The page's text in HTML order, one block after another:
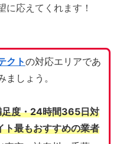
に応えてくれます！
クトの対応エリアであ
しょう。
足度・24時間365日対
ト最もおすすめの業者